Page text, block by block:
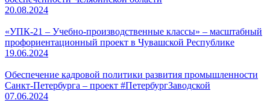
20.08.2024
«УПК-21 ‒ Учебно-производственные классы» – масштабный
профориентационный проект в Чувашской Республике
19.06.2024
Обеспечение кадровой политики развития промышленности
Санкт-Петербурга – проект #ПетербургЗаводской
07.06.2024